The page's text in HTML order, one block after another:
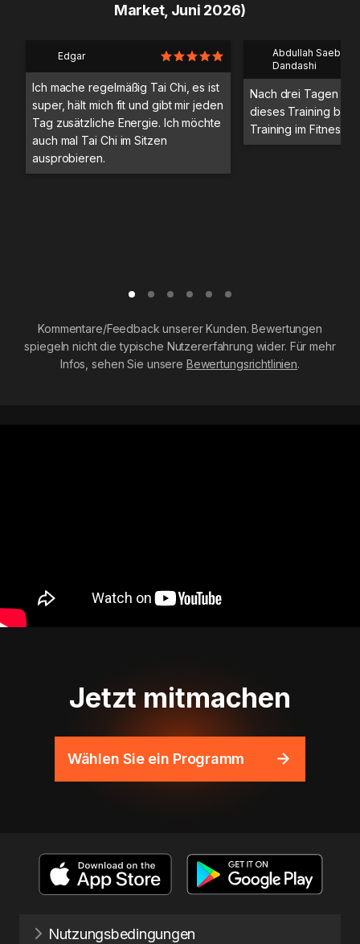
Market, Juni 2026)
Edgar
Ich mache regelmäßig Tai Chi, es ist
super, hält mich fit und gibt mir jeden
Tag zusätzliche Energie. Ich möchte
auch mal Tai Chi im Sitzen
ausprobieren.
Abdullah Saeb Al
Dandashi
Nach drei Tagen
dieses Training
Training im
Kommentare/Feedback unserer Kunden. Bewertungen
spiegeln nicht die typische Nutzererfahrung wider. Für mehr
Infos, sehen Sie unsere Bewertungsrichtlinien.
Jetzt mitmachen
Wählen Sie ein Programm
Nutzungsbedingungen